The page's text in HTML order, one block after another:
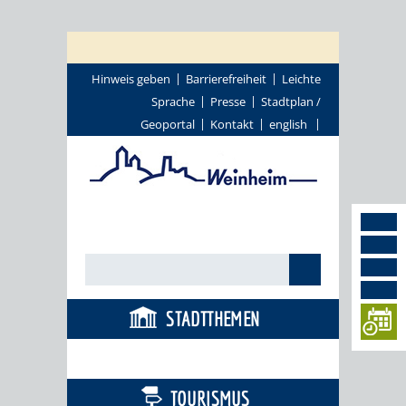
Hinweis geben Barrierefreiheit
Leichte
Sprache
Presse
Stadtplan /
Geoportal
Kontakt english
STADTTHEMEN
TOURISMUS